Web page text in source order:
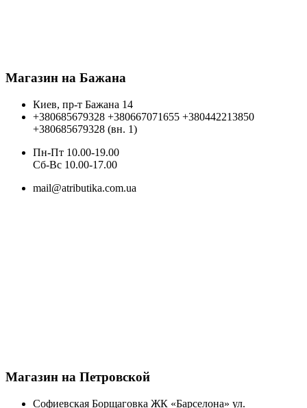
Магазин на Бажана
Киев, пр-т Бажана 14
+380685679328 +380667071655 +380442213850
+380685679328 (вн. 1)
Пн-Пт 10.00-19.00
Cб-Вс 10.00-17.00
mail@atributika.com.ua
Магазин на Петровской
Софиевская Борщаговка ЖК «Барселона» ул.